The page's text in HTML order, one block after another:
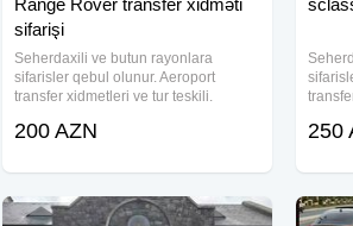
Range Rover transfer xidməti
sifarişi
Seherdaxili ve butun rayonlara
sifarisler qebul olunur. Aeroport
transfer xidmetleri ve tur teskili.
#Mercedes #S class #Transfer #Iveco,
#Travego,
200 AZN 250